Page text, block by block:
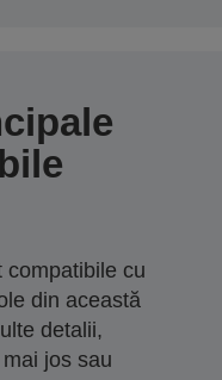
compatibile cu
din această
detalii,
jos sau